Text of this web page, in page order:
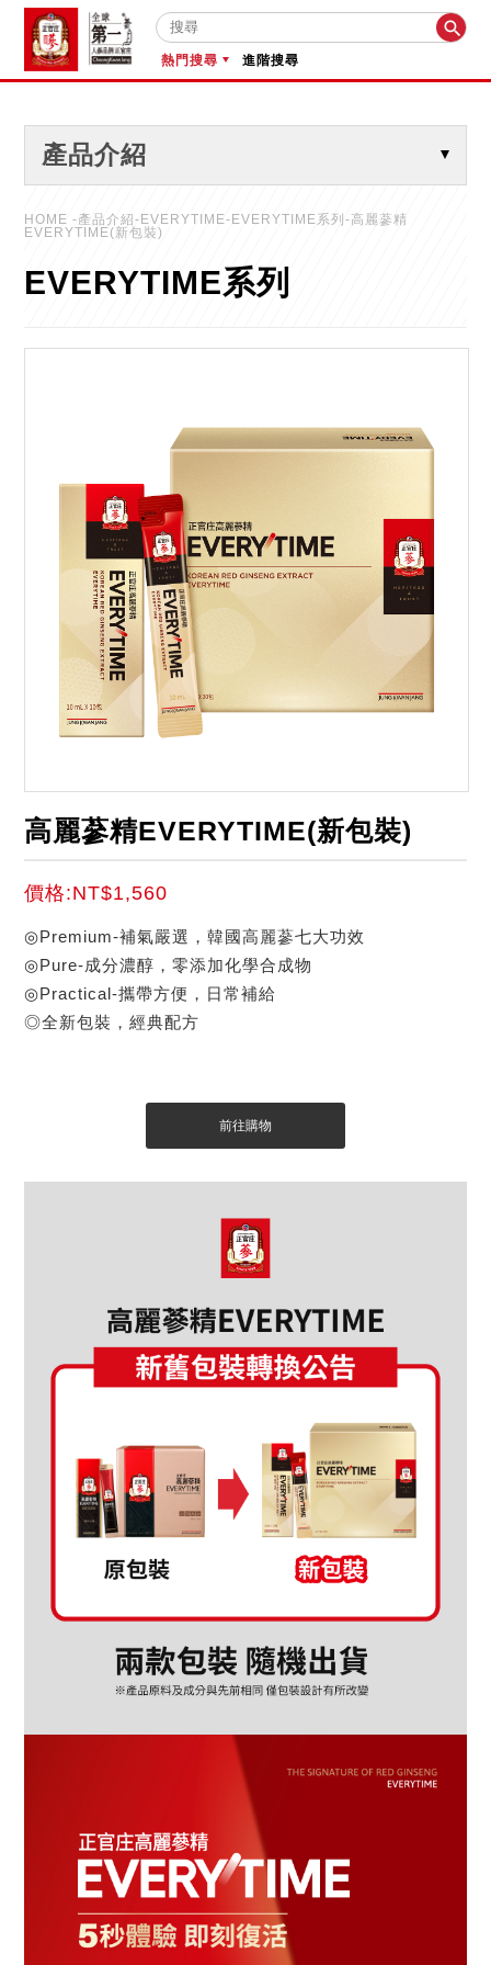

熱門搜尋 進階搜尋
產品介紹
HOME-產品介紹-EVERYTIME-EVERYTIME系列-高麗蔘精
EVERYTIME(新包裝)
EVERYTIME系列
高麗蔘精EVERYTIME(新包裝)
價格:NT$1,560
◎Premium-補氣嚴選，韓國高麗蔘七大功效
◎Pure-成分濃醇，零添加化學合成物
◎Practical-攜帶方便，日常補給
◎全新包裝，經典配方